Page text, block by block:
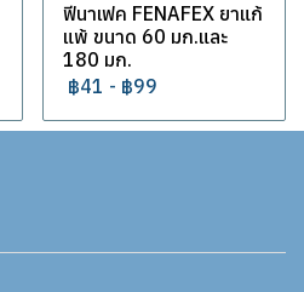
ฟีนาเฟค FENAFEX ยาแก้
แพ้ ขนาด 60 มก.และ
180 มก.
฿41 - ฿99